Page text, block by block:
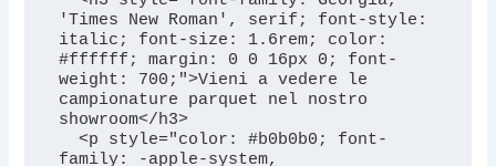
'Times New Roman', serif; font-style:
italic; font-size: 1.6rem; color:
#ffffff; margin: 0 0 16px 0; font-
weight: 700;">Vieni a vedere le
campionature parquet nel nostro
showroom</h3>
family: -apple-system,